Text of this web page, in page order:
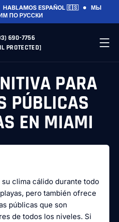
HABLAMOS ESPAÑOL 🇪🇸
МЫ
ПО РУССКИ
690-7756
PROTECTED]
PARA
PÚBLICAS
EN MIAMI
clima cálido durante todo
pero también ofrece
públicas que son
de todos los niveles. Si